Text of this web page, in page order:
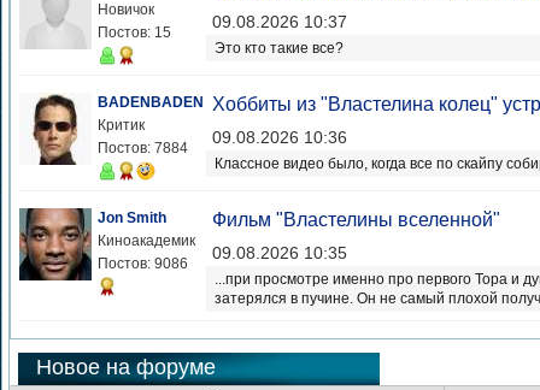
Новичок
Постов: 15
09.08.2026 10:37
Это кто такие все?
BADENBADEN
Критик
Постов: 7884
Хоббиты из "Властелина колец"
09.08.2026 10:36
Классное видео было, когда все по скайпу
Jon Smith
Киноакадемик
Постов: 9086
Фильм "Властелины вселенной"
09.08.2026 10:35
...при просмотре именно про первого Тора и
затерялся в пучине. Он не самый плохой
Новое на форуме